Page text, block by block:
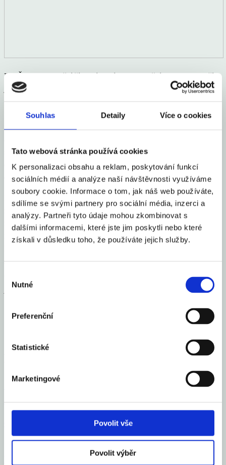
Souhlas Detaily Více o cookies
Tato webová stránka používá cookies
K personalizaci obsahu a reklam, poskytování funkcí
sociálních médií a analýze naší návštěvnosti využíváme
soubory cookie. Informace o tom, jak náš web používáte,
sdílíme se svými partnery pro sociální média, inzerci a
analýzy. Partneři tyto údaje mohou zkombinovat s
dalšími informacemi, které jste jim poskytli nebo které
získali v důsledku toho, že používáte jejich služby.
souhlasu
Nutné
Preferenční
Statistické
Marketingové
Povolit vše
Povolit výběr
Pro ČNB jsou dnešní čísla výrazným pro-inflačním rizikem. Dalším
je viditelně slabší koruna a také vyšší inflace v eurozóně a
pravděpodobné, že stávající bankovní rada dostane na stůl od
měnové sekce doporučení zvýšit sazby agresivněji, než naznačuje
sazeb v blízkosti 6 % (za předpokladu ukotvených inflačních
očekávání), zatímco hlavní scénář volá po nutnosti zvýšit sazby až
do blízkosti 8 %.
Předpokládáme, že v červnu proto bankovní rada rozhodne o
zvýšení sazeb o 100-125bps do blízkosti 7 %. Bankovní rada v
novém složení pak bude držet sazby stabilní, ale pravděpodobně
nebude apriori vylučovat jejich další nárůst. V takovém případě by
spojenou s výraznou obměnou bankovní rady, může to chvíli trvat.
Autorem textu je Jan Bureš, hlavní ekonom Patria Finance
Česko se zařadilo mezi 16 elitních světových gastro
Vloni v ČR zbankrotovalo 6 213 podnikatelů, o 16